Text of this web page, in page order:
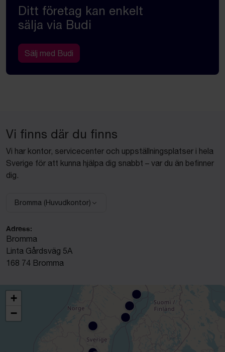
Ditt företag kan enkelt
sälja via Budi
Sälj med Budi
Vi finns där du finns
Vi har kontor, servicecenter och uppställningsplatser i hela
Sverige för att kunna hjälpa dig snabbt – var du än befinner
dig.
Välj anläggning:
Bromma (Huvudkontor)
Adress:
Bromma
Linta Gårdsväg 5A
168 74 Bromma
+
−